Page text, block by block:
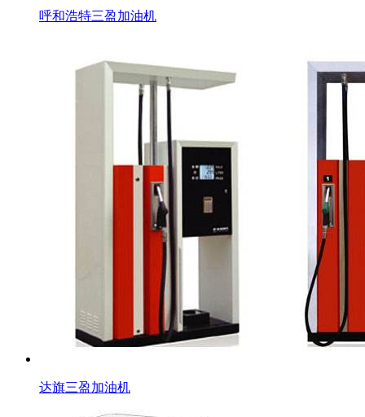
呼和浩特三盈加油机
达旗三盈加油机